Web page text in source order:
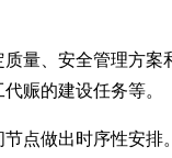
量、安全管理方
赈的建设任务等。
点做出时序性安